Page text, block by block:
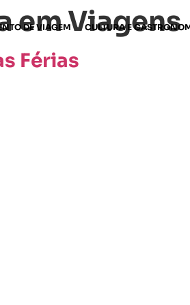
DE VIAGEM CULTURA E
em Viagens
Férias